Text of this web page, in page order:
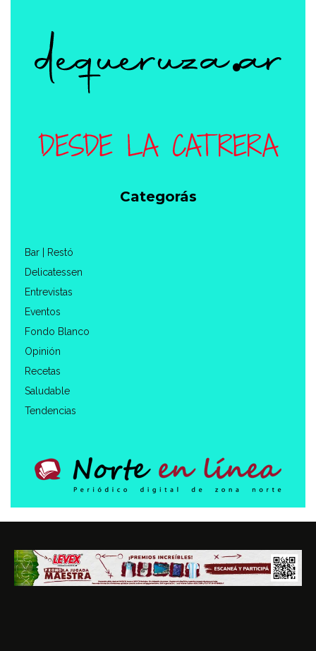
Categorás
Bar | Restó
Delicatessen
Entrevistas
Eventos
Fondo Blanco
Opinión
Recetas
Saludable
Tendencias